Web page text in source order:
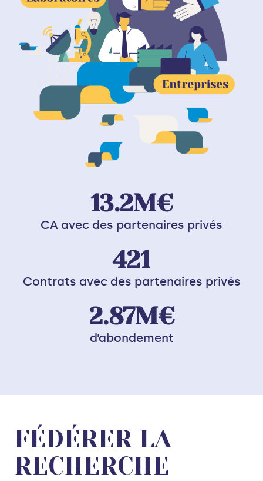
13.2M€
CA avec des partenaires privés
421
Contrats avec des partenaires privés
2.87M€
d’abondement
FÉDÉRER LA
RECHERCHE